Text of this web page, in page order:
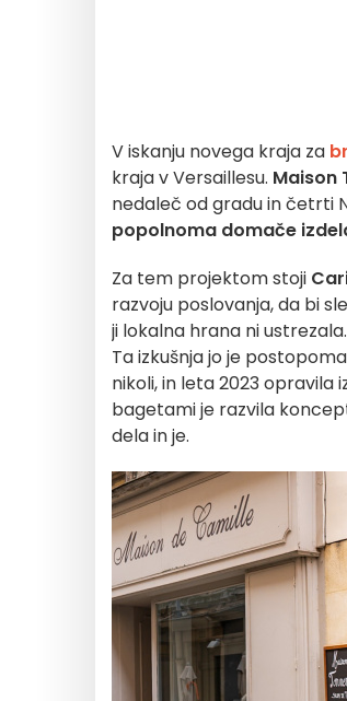
V iskanju novega kraja za
kraja v Versaillesu. Maison
nedaleč od gradu in četrti
popolnoma domače
Za tem projektom stoji
razvoju poslovanja, da bi
ji lokalna hrana ni
Ta izkušnja jo je
nikoli, in leta 2023
bagetami je razvila
dela in je.